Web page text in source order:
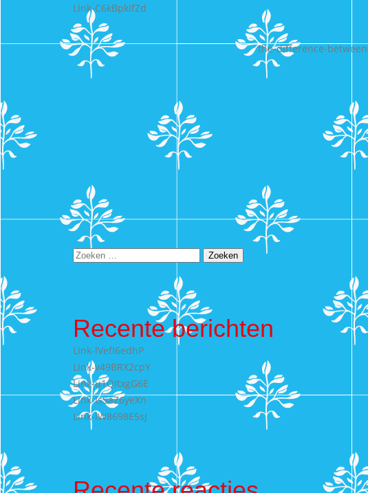
Link-C6kBpkIfZd
the-difference-
Zoeken
Recente berichten
Link-lVefI6edhP
Link-v49BRX2cpY
Link-u1QItxgG6E
Link-IsSaZ6yeXn
Link-lW8698E5sJ